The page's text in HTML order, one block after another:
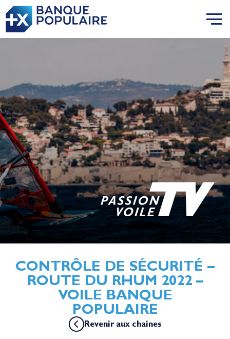
CONTRÔLE DE SÉCURITÉ –
ROUTE DU RHUM 2022 –
VOILE BANQUE
POPULAIRE
Revenir aux chaines